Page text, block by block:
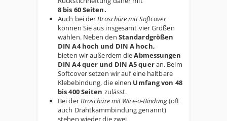
8 bis 60 Seiten.
Auch bei derBroschüre mit Softcover
können Sie aus insgesamt vier Größen
wählen. Neben den Standardgrößen
DIN A4 hoch und DIN A hoch,
bieten wir außerdem dieAbmessungen
DIN A4 quer und DIN A5 queran. Beim
Softcover setzen wir auf eine haltbare
Klebebindung, die einen Umfang von 48
bis 400 Seiten zulässt.
Bei derBroschüre mit Wire-o-Bindung(oft
auch Drahtkammbindung genannt)
stehen wieder die zwei